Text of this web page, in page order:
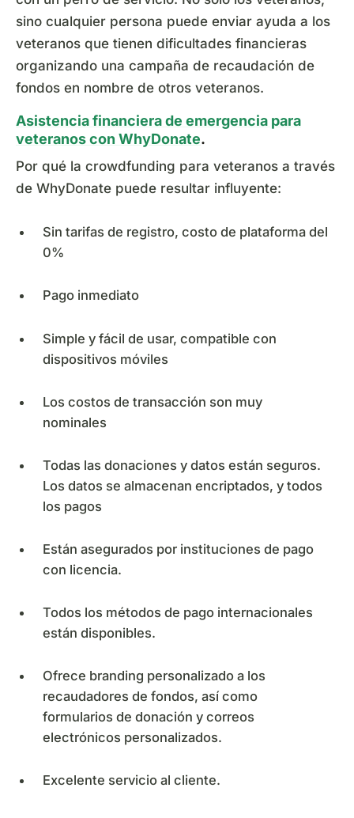
sino cualquier persona puede enviar ayuda a los
veteranos que tienen dificultades financieras
organizando una campaña de recaudación de
fondos en nombre de otros veteranos.
Asistencia financiera de emergencia para
veteranos con WhyDonate.
Por qué la crowdfunding para veteranos a través
de WhyDonate puede resultar influyente:
Sin tarifas de registro, costo de plataforma del
0%
Pago inmediato
Simple y fácil de usar, compatible con
dispositivos móviles
Los costos de transacción son muy
nominales
Todas las donaciones y datos están seguros.
Los datos se almacenan encriptados, y todos
los pagos
Están asegurados por instituciones de pago
con licencia.
Todos los métodos de pago internacionales
están disponibles.
Ofrece branding personalizado a los
recaudadores de fondos, así como
formularios de donación y correos
electrónicos personalizados.
Excelente servicio al cliente.